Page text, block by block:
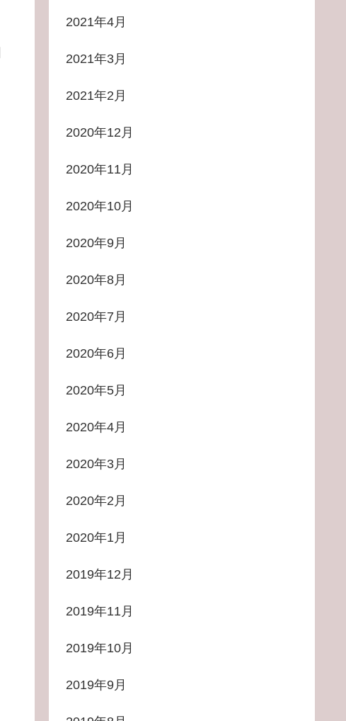
2021年4月
2021年3月
2021年2月
2020年12月
2020年11月
2020年10月
2020年9月
2020年8月
2020年7月
2020年6月
2020年5月
2020年4月
2020年3月
2020年2月
2020年1月
2019年12月
2019年11月
2019年10月
2019年9月